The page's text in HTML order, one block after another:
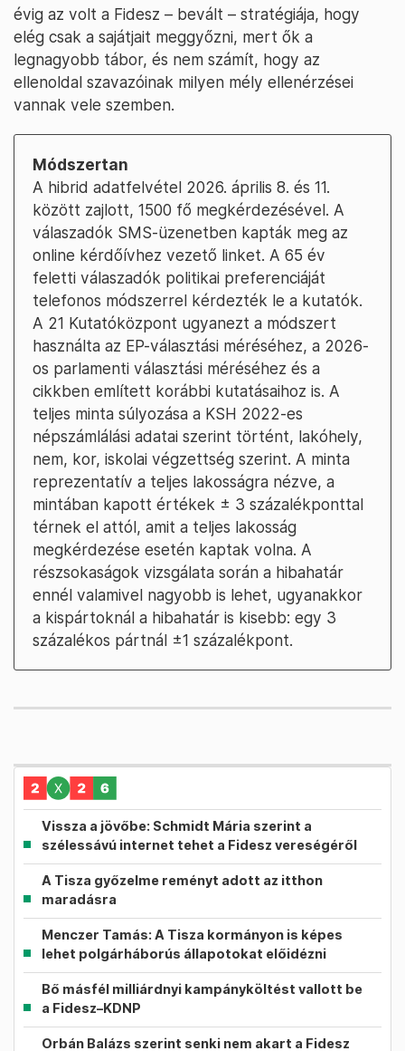
évig az volt a Fidesz – bevált – stratégiája, hogy
elég csak a sajátjait meggyőzni, mert ők a
legnagyobb tábor, és nem számít, hogy az
ellenoldal szavazóinak milyen mély ellenérzései
vannak vele szemben.
Módszertan
A hibrid adatfelvétel 2026. április 8. és 11.
között zajlott, 1500 fő megkérdezésével. A
válaszadók SMS-üzenetben kapták meg az
online kérdőívhez vezető linket. A 65 év
feletti válaszadók politikai preferenciáját
telefonos módszerrel kérdezték le a kutatók.
A 21 Kutatóközpont ugyanezt a módszert
használta az EP-választási méréséhez, a 2026-
os parlamenti választási méréséhez és a
cikkben említett korábbi kutatásaihoz is. A
teljes minta súlyozása a KSH 2022-es
népszámlálási adatai szerint történt, lakóhely,
nem, kor, iskolai végzettség szerint. A minta
reprezentatív a teljes lakosságra nézve, a
mintában kapott értékek ± 3 százalékponttal
térnek el attól, amit a teljes lakosság
megkérdezése esetén kaptak volna. A
részsokaságok vizsgálata során a hibahatár
ennél valamivel nagyobb is lehet, ugyanakkor
a kispártoknál a hibahatár is kisebb: egy 3
százalékos pártnál ±1 százalékpont.
Vissza a jövőbe: Schmidt Mária szerint a
szélessávú internet tehet a Fidesz vereségéről
A Tisza győzelme reményt adott az itthon
maradásra
Menczer Tamás: A Tisza kormányon is képes
lehet polgárháborús állapotokat előidézni
Bő másfél milliárdnyi kampányköltést vallott be
a Fidesz–KDNP
Orbán Balázs szerint senki nem akart a Fidesz